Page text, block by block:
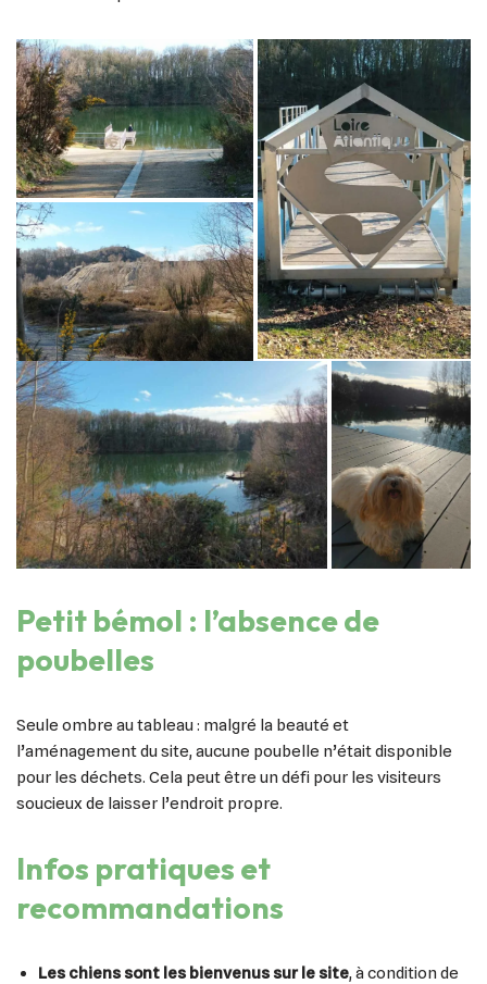
Petit bémol : l’absence de
poubelles
Seule ombre au tableau : malgré la beauté et
l’aménagement du site, aucune poubelle n’était disponible
pour les déchets. Cela peut être un défi pour les visiteurs
soucieux de laisser l’endroit propre.
Infos pratiques et
recommandations
Les chiens sont les bienvenus sur le site, à condition de